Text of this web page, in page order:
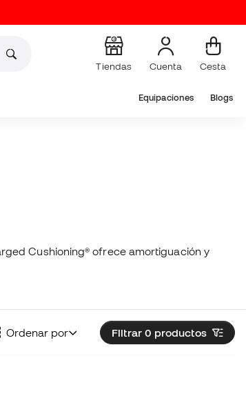
Tiendas Cuenta Cesta
Equipaciones Blogs
Cushioning® ofrece amortiguación y
Filtrar 0 productos
Ordenar por